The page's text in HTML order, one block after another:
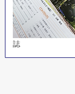
誌